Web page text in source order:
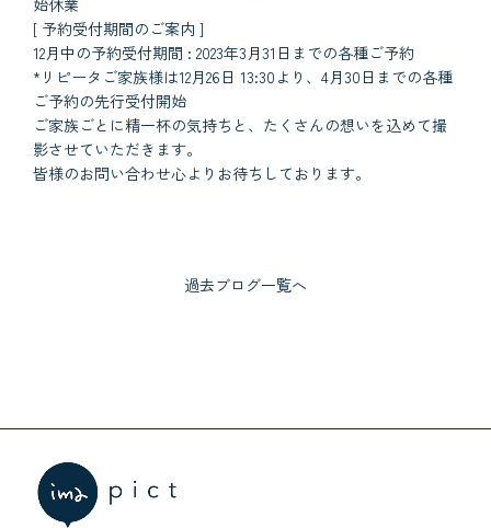
始休業
[ 予約受付期間のご案内 ]
12月中の予約受付期間 : 2023年3月31日までの各種ご予約
*リピータご家族様は12月26日 13:30より、4月30日までの各種
ご予約の先行受付開始
ご家族ごとに精一杯の気持ちと、たくさんの想いを込めて撮
影させていただきます。
皆様のお問い合わせ心よりお待ちしております。
過去ブログ一覧へ